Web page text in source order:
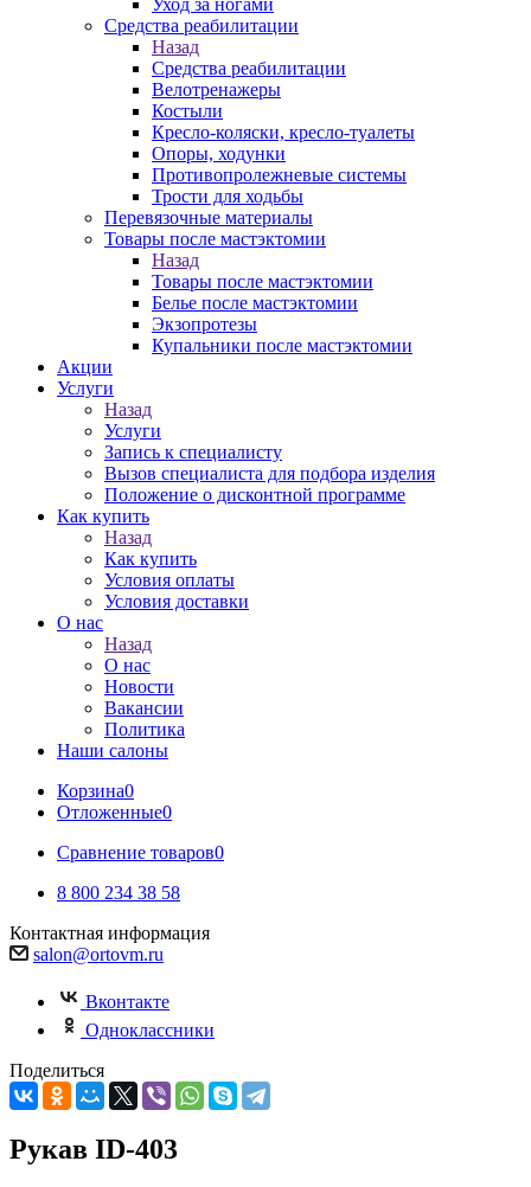
Уход за ногами
Средства реабилитации
Назад
Средства реабилитации
Велотренажеры
Костыли
Кресло-коляски, кресло-туалеты
Опоры, ходунки
Противопролежневые системы
Трости для ходьбы
Перевязочные материалы
Товары после мастэктомии
Назад
Товары после мастэктомии
Белье после мастэктомии
Экзопротезы
Купальники после мастэктомии
Акции
Услуги
Назад
Услуги
Запись к специалисту
Вызов специалиста для подбора изделия
Положение о дисконтной программе
Как купить
Назад
Как купить
Условия оплаты
Условия доставки
О нас
Назад
О нас
Новости
Вакансии
Политика
Наши салоны
Корзина0
Отложенные0
Сравнение товаров0
8 800 234 38 58
Контактная информация
salon@ortovm.ru
Вконтакте
Одноклассники
Поделиться
Рукав ID-403